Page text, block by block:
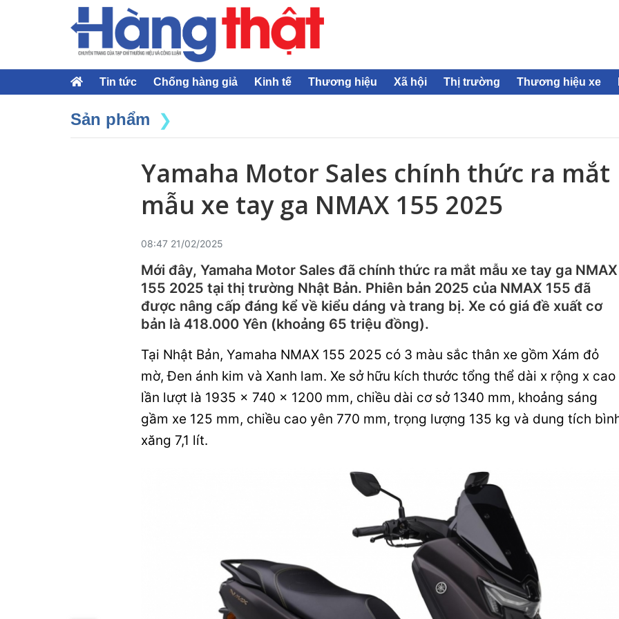
Tin tức Chống hàng giả Kinh tế Thương hiệu Xã hội Thị trường Thương hiệu xe
Sản phẩm
Yamaha Motor Sales chính thức ra mắt
mẫu xe tay ga NMAX 155 2025
08:47 21/02/2025
Mới đây, Yamaha Motor Sales đã chính thức ra mắt mẫu xe tay ga NMAX
155 2025 tại thị trường Nhật Bản. Phiên bản 2025 của NMAX 155 đã
được nâng cấp đáng kể về kiểu dáng và trang bị. Xe có giá đề xuất cơ
bản là 418.000 Yên (khoảng 65 triệu đồng).
Tại Nhật Bản, Yamaha NMAX 155 2025 có 3 màu sắc thân xe gồm Xám đỏ
mờ, Đen ánh kim và Xanh lam. Xe sở hữu kích thước tổng thể dài x rộng x cao
lần lượt là 1935 x 740 x 1200 mm, chiều dài cơ sở 1340 mm, khoảng sáng
gầm xe 125 mm, chiều cao yên 770 mm, trọng lượng 135 kg và dung tích
xăng 7,1 lít.